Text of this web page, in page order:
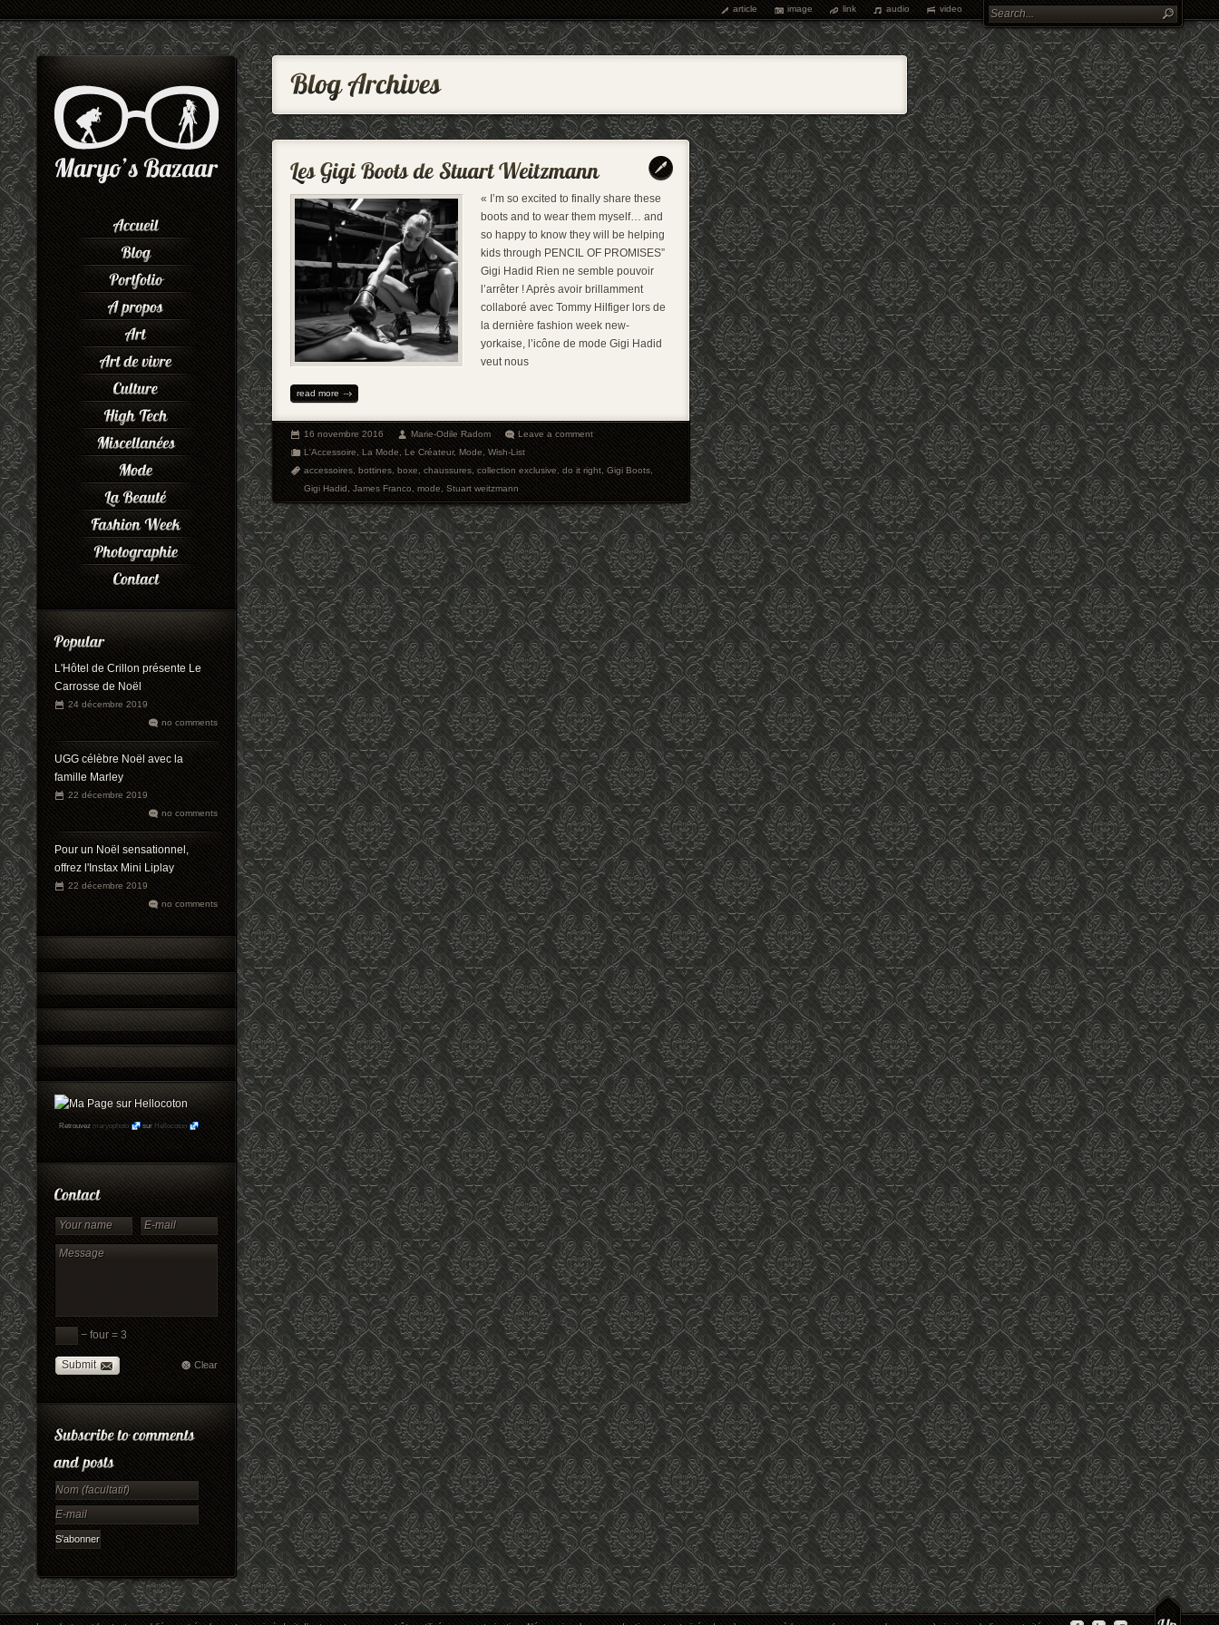
article image link audio video
L'Hôtel de Crillon présente Le
Carrosse de Noël
24 décembre 2019
no comments
UGG célèbre Noël avec la
famille Marley
22 décembre 2019
no comments
Pour un Noël sensationnel,
offrez l'Instax Mini Liplay
22 décembre 2019
no comments
Retrouvez maryophoto sur Hellocoton
− four = 3
Submit Clear
« I’m so excited to finally share these
boots and to wear them myself… and
so happy to know they will be helping
kids through PENCIL OF PROMISES”
Gigi Hadid Rien ne semble pouvoir
l’arrêter ! Après avoir brillamment
collaboré avec Tommy Hilfiger lors de
la dernière fashion week new-
yorkaise, l’icône de mode Gigi Hadid
veut nous
read more
16 novembre 2016 Marie-Odile Radom
Leave a comment
L'Accessoire,La Mode,Le Créateur,Mode,Wish-List
accessoires,bottines,boxe,chaussures,collection exclusive,do it right,Gigi Boots,
Gigi Hadid,James Franco,mode,Stuart weitzmann